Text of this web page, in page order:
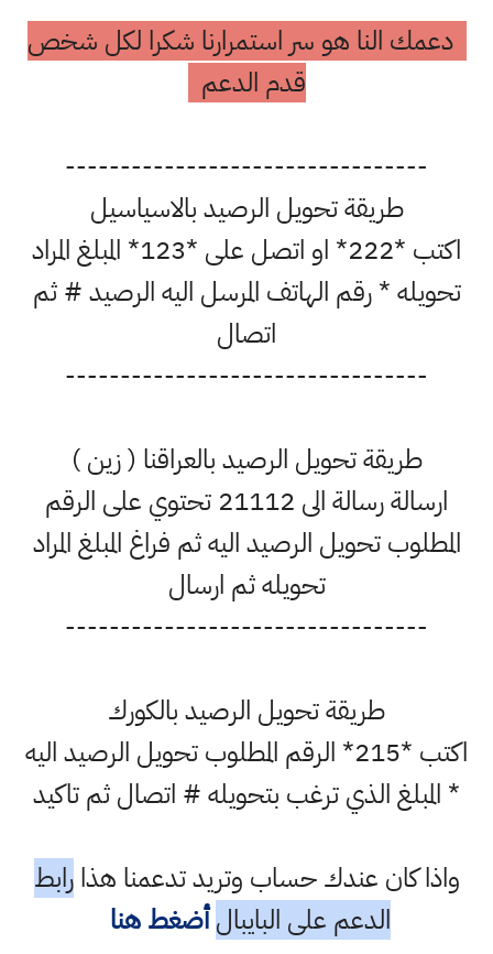
دعمك النا هو سر استمرارنا شكرا لكل شخص
قدم الدعم
---------------------------------
طريقة تحويل الرصيد بالاسياسيل
اكتب *222* او اتصل على *123* المبلغ المراد
تحويله * رقم الهاتف المرسل اليه الرصيد # ثم
اتصال
---------------------------------
طريقة تحويل الرصيد بالعراقنا ( زين )
ارسالة رسالة الى 21112 تحتوي على الرقم
المطلوب تحويل الرصيد اليه ثم فراغ المبلغ المراد
تحويله ثم ارسال
---------------------------------
طريقة تحويل الرصيد بالكورك
اكتب *215* الرقم المطلوب تحويل الرصيد اليه
* المبلغ الذي ترغب بتحويله # اتصال ثم تاكيد
واذا كان عندك حساب وتريد تدعمنا هذارابط
الدعم على البايبال أضغط هنا